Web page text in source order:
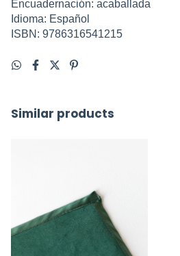
Encuadernación: acaballada
Idioma: Español
ISBN: 9786316541215
Similar products